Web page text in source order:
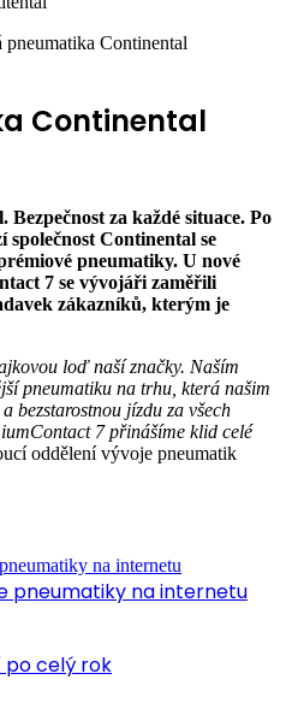
pneumatika Continental
Continental
. Bezpečnost za každé situace. Po
Continental se
pneumatiky. U nové
7 se vývojáři zaměřili
zákazníků, kterým je
loď naší značky. Naším
pneumatiku na trhu, která našim
bezstarostnou jízdu za všech
7 přinášíme klid celé
oddělení vývoje pneumatik
pneumatiky na internetu
celý rok